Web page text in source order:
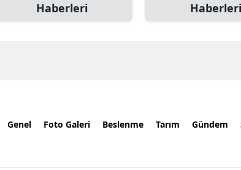
Haberleri
Haberleri
Genel Foto Galeri Beslenme Tarım Gündem